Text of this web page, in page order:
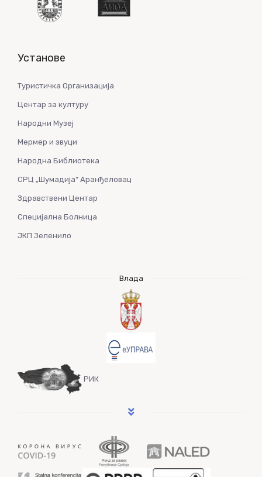
Установе
Туристичка Организација
Центар за културу
Народни Музеј
Мермер и звуци
Народна Библиотека
СРЦ „Шумадија“ Аранђеловац
Здравствени Центар
Специјална Болница
ЈКП Зеленило
Влада
РИК